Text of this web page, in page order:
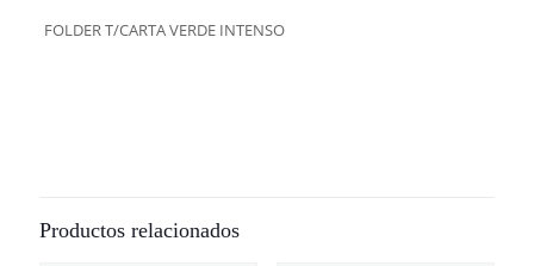
FOLDER T/CARTA VERDE INTENSO
Productos relacionados